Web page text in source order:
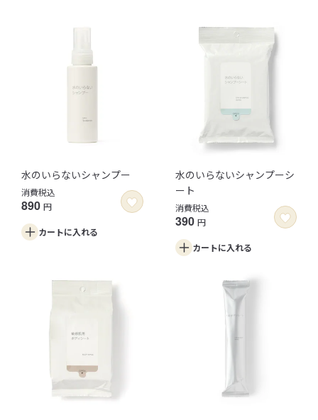
水のいらないシャンプー
消費税込
890 円
カートに入れる
水のいらないシャンプーシ
ート
消費税込
390 円
カートに入れる